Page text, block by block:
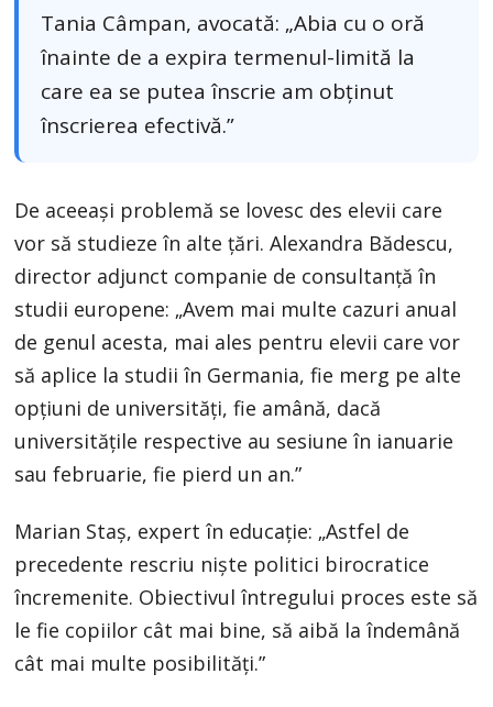
Tania Câmpan, avocată: „Abia cu o oră
înainte de a expira termenul-limită la
care ea se putea înscrie am obținut
înscrierea efectivă.”
De aceeași problemă se lovesc des elevii care
vor să studieze în alte țări. Alexandra Bădescu,
director adjunct companie de consultanță în
studii europene: „Avem mai multe cazuri anual
de genul acesta, mai ales pentru elevii care vor
să aplice la studii în Germania, fie merg pe alte
opțiuni de universități, fie amână, dacă
universitățile respective au sesiune în ianuarie
sau februarie, fie pierd un an.”
Marian Staș, expert în educație: „Astfel de
precedente rescriu niște politici birocratice
încremenite. Obiectivul întregului proces este să
le fie copiilor cât mai bine, să aibă la îndemână
cât mai multe posibilități.”